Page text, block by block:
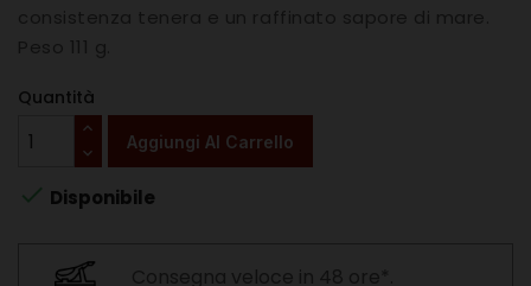
Quantità
Aggiungi Al Carrello
 Disponibile